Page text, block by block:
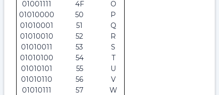
01001111 4F
O
01010000
50
P
01010001
51
Q
01010010
52
R
01010011
53
S
01010100
54
T
01010101
55
U
01010110
56
V
01010111
57
W